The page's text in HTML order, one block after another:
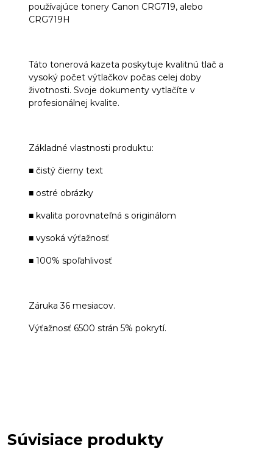
používajúce tonery Canon CRG719, alebo
CRG719H
Táto tonerová kazeta poskytuje kvalitnú tlač a
vysoký počet výtlačkov počas celej doby
životnosti. Svoje dokumenty vytlačíte v
profesionálnej kvalite.
Základné vlastnosti produktu:
■ čistý čierny text
■ ostré obrázky
■ kvalita porovnateľná s originálom
■ vysoká výťažnosť
■ 100% spoľahlivosť
Záruka 36 mesiacov.
Výťažnosť 6500 strán 5% pokrytí.
Súvisiace produkty